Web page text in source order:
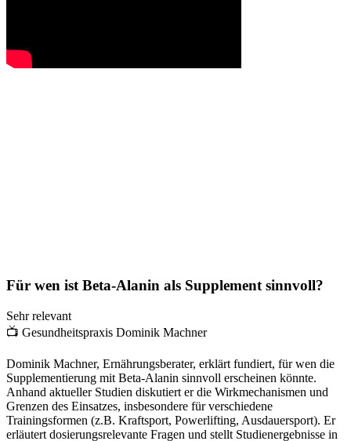
Für wen ist Beta-Alanin als Supplement sinnvoll?
Sehr relevant
📺 Gesundheitspraxis Dominik Machner
Dominik Machner, Ernährungsberater, erklärt fundiert, für wen die
Supplementierung mit Beta-Alanin sinnvoll erscheinen könnte.
Anhand aktueller Studien diskutiert er die Wirkmechanismen und
Grenzen des Einsatzes, insbesondere für verschiedene
Trainingsformen (z.B. Kraftsport, Powerlifting, Ausdauersport). Er
erläutert dosierungsrelevante Fragen und stellt Studienergebnisse in